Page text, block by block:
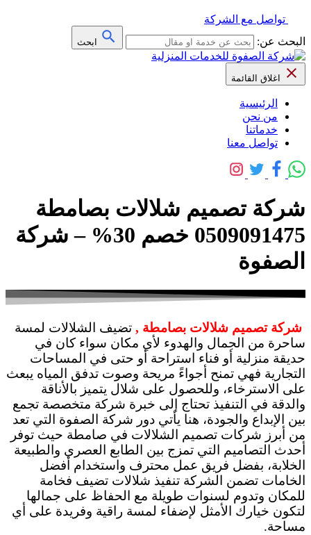
تواصل مع الشركة
البحث عن:
ابحث
اغلاق القائمة
الرئيسية
من نحن
خدماتنا
تواصل معنا
شركة تصميم شلالات بصامطة
0509091475 خصم 30% – شركة
الصفوة
شركة تصميم شلالات بصامطة , تضيف الشلالات لمسة
ساحرة من الجمال والهدوء لأي مكان سواء كان في
حديقة منزلية أو فناء استراحة أو حتى في المساحات
التجارية فهي تمنح أجواءً مريحة وصوت تدفق المياه يبعث
على الاسترخاء، وللحصول على شلال يتميز بالأناقة
والدقة في التنفيذ تحتاج إلى خبرة شركة متخصصة تجمع
بين الإبداع والجودة، هنا يأتي دور شركة الصفوة التي تعد
من أبرز شركات تصميم الشلالات في صامطة حيث توفر
أحدث التصاميم التي تمزج بين الطابع العصري والطبيعة
الخلابة، بفضل فريق عمل محترف واستخدام أفضل
الخامات تضمن الشركة تنفيذ شلالات تضيف فخامة
للمكان وتدوم لسنوات طويلة مع الحفاظ على جمالها
لتكون خيارك الأمثل لإضفاء لمسة راقية وفريدة على أي
مساحة.